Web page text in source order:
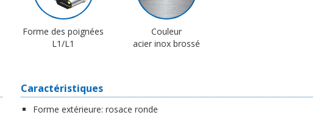
Forme des poignées
L1/L1
Couleur
acier inox brossé
Caractéristiques
Forme extérieure: rosace ronde